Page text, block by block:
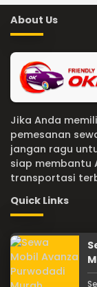
About Us
Jika Anda
pemesanan
jangan ragu
siap membantu
transportasi
Quick Links